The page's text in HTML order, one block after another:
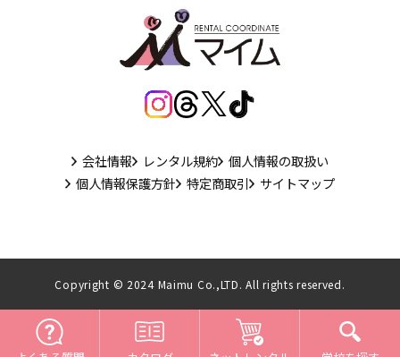
会社情報 レンタル規約 個人情報の取扱い
個人情報保護方針 特定商取引 サイトマップ
Copyright © 2024 Maimu Co.,LTD. All rights reserved.